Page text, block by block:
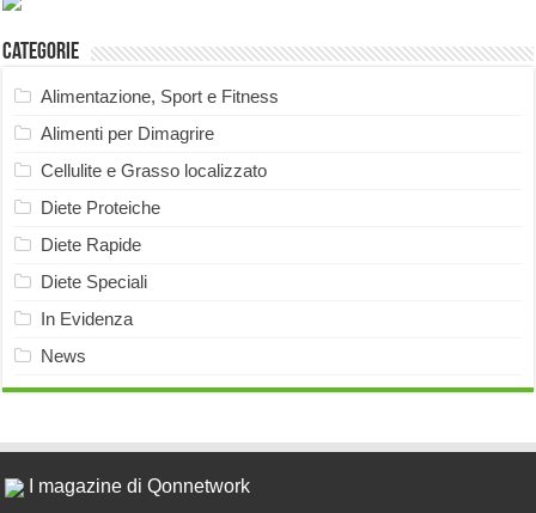
Categorie
Alimentazione, Sport e Fitness
Alimenti per Dimagrire
Cellulite e Grasso localizzato
Diete Proteiche
Diete Rapide
Diete Speciali
In Evidenza
News
I magazine di Qonnetwork